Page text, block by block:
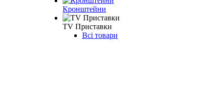
Кронштейни
TV Приставки
Всі товари